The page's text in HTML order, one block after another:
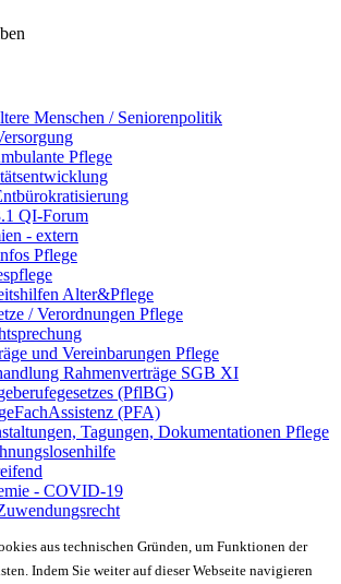
Menschen / Seniorenpolitik
Pflege
QI-Forum
- extern
Pflege
Alter&Pflege
/ Verordnungen Pflege
und Vereinbarungen Pflege
Rahmenverträge SGB XI
(PflBG)
(PFA)
Tagungen, Dokumentationen Pflege
- COVID-19
aus technischen Gründen, um Funktionen der
Indem Sie weiter auf dieser Webseite navigieren